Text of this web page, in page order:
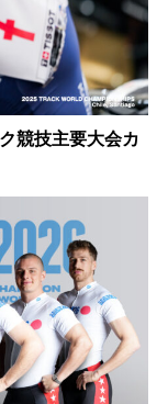
競技主要大会カ